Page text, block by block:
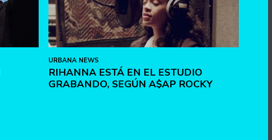
URBANA NEWS
RIHANNA ESTÁ EN EL ESTUDIO
GRABANDO, SEGÚN A$AP ROCKY